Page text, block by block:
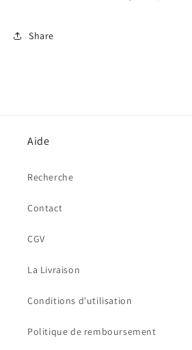
Share
Aide
Recherche
Contact
CGV
La Livraison
Conditions d'utilisation
Politique de remboursement